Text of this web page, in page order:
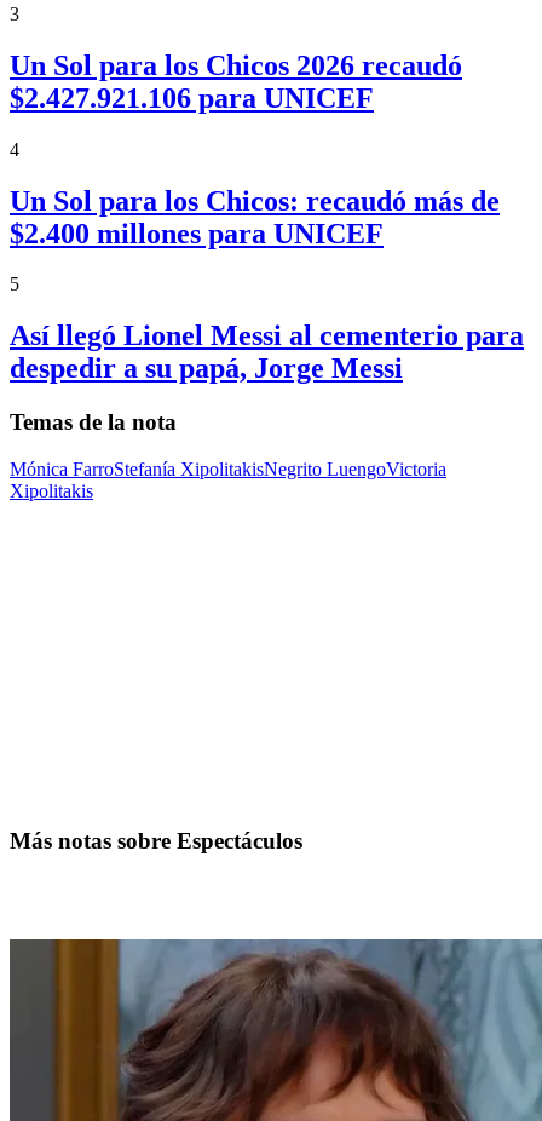
3
Un Sol para los Chicos 2026 recaudó
$2.427.921.106 para UNICEF
4
Un Sol para los Chicos: recaudó más de
$2.400 millones para UNICEF
5
Así llegó Lionel Messi al cementerio para
despedir a su papá, Jorge Messi
Temas de la nota
Mónica FarroStefanía XipolitakisNegrito LuengoVictoria
Xipolitakis
Más notas sobre Espectáculos